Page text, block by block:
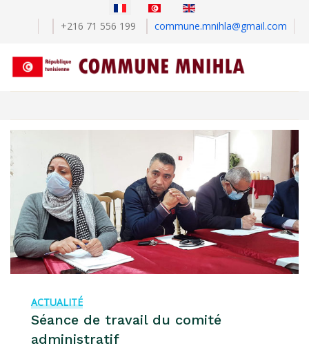
Sélectionnez votre langue
+216 71 556 199
commune.mnihla@gmail.com
ACTUALITÉ
Séance de travail du comité
administratif